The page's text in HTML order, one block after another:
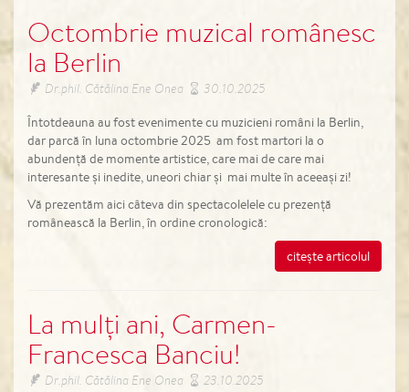
Octombrie muzical românesc
la Berlin
Dr.phil. Cătălina Ene Onea 30.10.2025
Întotdeauna au fost evenimente cu muzicieni români la Berlin,
dar parcă în luna octombrie 2025 am fost martori la o
abundență de momente artistice, care mai de care mai
interesante și inedite, uneori chiar și mai multe în aceeași zi!
Vă prezentăm aici câteva din spectacolelele cu prezență
românească la Berlin, în ordine cronologică:
citește articolul
La mulți ani, Carmen-
Francesca Banciu!
Dr.phil. Cătălina Ene Onea 23.10.2025